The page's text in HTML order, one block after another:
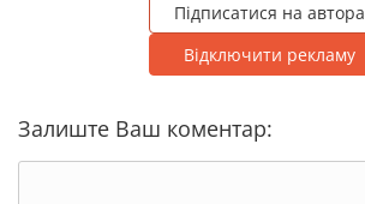
Підписатися на автора
Відключити рекламу
Залиште Ваш коментар: